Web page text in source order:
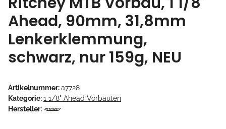
Ahead, 90mm, 31,8mm
Lenkerklemmung,
schwarz, nur 159g, NEU
Artikelnummer:a7728
Kategorie:1 1/8" Ahead Vorbauten
Hersteller: